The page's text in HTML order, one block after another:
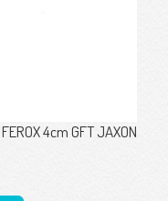
4cm GFT JAXON